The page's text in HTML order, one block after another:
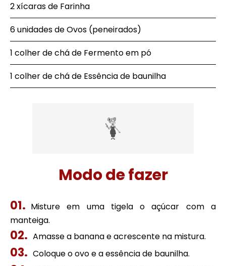
2 xícaras de Farinha
6 unidades de Ovos (peneirados)
1 colher de chá de Fermento em pó
1 colher de chá de Essência de baunilha
Modo de fazer
Misture em uma tigela o açúcar com a
manteiga.
Amasse a banana e acrescente na mistura.
Coloque o ovo e a essência de baunilha.